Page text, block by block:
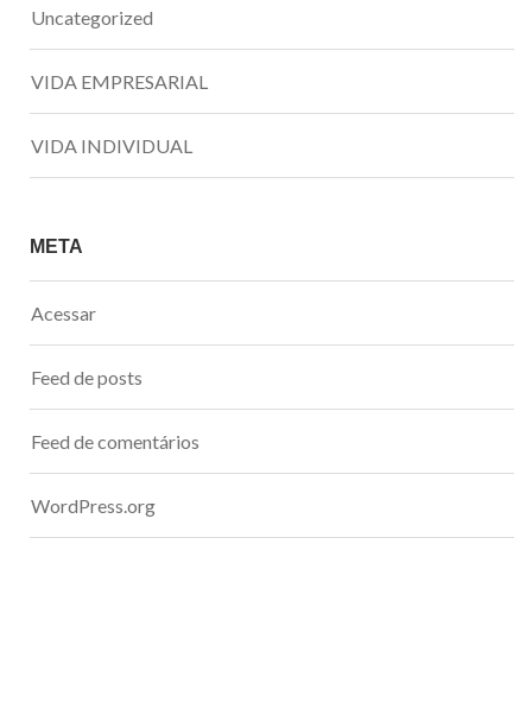
Uncategorized
VIDA EMPRESARIAL
VIDA INDIVIDUAL
META
Acessar
Feed de posts
Feed de comentários
WordPress.org